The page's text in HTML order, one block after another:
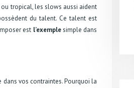
ou tropical, les slows aussi aident
du talent. Ce talent est
est l’exemplesimple dans
dans vos contraintes. Pourquoi la